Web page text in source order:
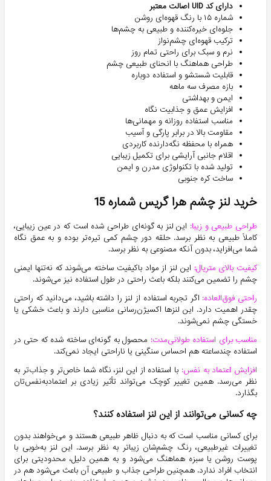
دارای کد UID اصالت معتبر
شماره ۱۵ با رنگ قهوه‌ای روشن
جلوه‌ای خیره‌کننده و طبیعی به چشم‌ها
ترکیب قهوه‌ای چشم‌نواز
نرم و سبک برای راحتی تمام روز
طراحی هماهنگ با انحنای طبیعی چشم
قابلیت شستشو و استفاده دوباره
بازه مصرف سه ماهه
ایمن و بهداشتی
افزایش عمق و جذابیت نگاه
مناسب استفاده روزانه و مهمانی‌ها
مقاومت بالا در برابر پارگی و آسیب
همراه با محفظه نگه‌دارنده کاربردی
اقلام جانبی آرایشی برای تکمیل زیبایی
تولید شده با تکنولوژی مدرن و ایمن
ساخت کره جنوبی
خرید لنز چشم هرا گریس شماره 15
طراحی طبیعی و زیبا: این لنز به گونه‌ای طراحی شده است که در عین زیبایی،
کاملاً طبیعی به نظر برسد. حلقه دور چشم کمی تیره‌تر بوده و به عمق نگاه
شما می‌افزاید، بدون آنکه مصنوعی به نظر برسد.
کیفیت بالای متریال: این لنز از مواد باکیفیت ساخته می‌شوند که نه‌تنها ایمنی
چشم را تضمین می‌کنند بلکه باعث راحتی در طول استفاده نیز می‌شوند.
راحتی فوق‌العاده: اگر تجربه استفاده از لنز را داشته باشید، می‌دانید که راحتی
چقدر اهمیت دارد. این لنزها اکسیژن‌رسانی مناسبی دارند و باعث خشکی یا
خستگی چشم نمی‌شوند.
مناسب برای استفاده طولانی‌مدت: محصول به گونه‌ای ساخته شده که حتی در
استفاده چندساعته هم احساس سنگینی یا ناراحتی ایجاد نمی‌کند.
افزایش اعتماد به نفس: با استفاده از این لنز، نگاه شما خاص‌تر و جذاب‌تر به
نظر می‌رسد. همین تغییر کوچک می‌تواند تأثیر زیادی بر اعتمادبه‌نفس‌تان
بگذارد.
چه کسانی می‌توانند از این لنز استفاده کنند؟
برای کسانی مناسب است که به دنبال ظاهر طبیعی هستند و می‌خواهند بدون
تغییرات غیرطبیعی، رنگ چشم‌شان زیباتر به نظر برسد. این لنز به‌خوبی با
پوست روشن یا سبزه هماهنگ می‌شود و به همین دلیل، محدودیتی برای
انتخاب افراد ندارد. همچنین طراحی جذاب و طبیعی آن باعث می‌شود هم در